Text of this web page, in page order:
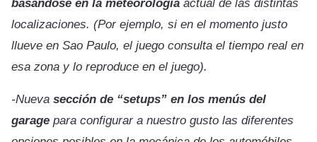
basándose en la meteorología actual de las distintas
localizaciones. (Por ejemplo, si en el momento justo
llueve en Sao Paulo, el juego consulta el tiempo real en
esa zona y lo reproduce en el juego).
-Nueva sección de “setups” en los menús del
garage para configurar a nuestro gusto las diferentes